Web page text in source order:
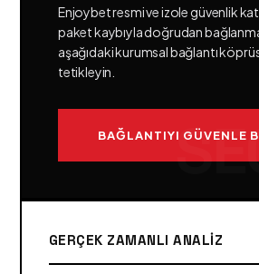
Enjoybet resmi ve izole güvenlik
paket kaybıyla doğrudan
aşağıdaki kurumsal bağlantı
tetikleyin.
BAĞLANTIYI GÜVENLE
GERÇEK ZAMANLI ANALIZ